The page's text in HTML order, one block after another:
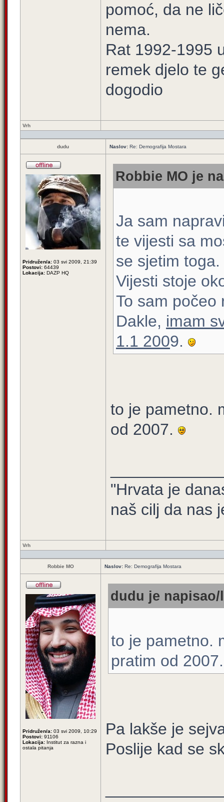
pomoć, da ne
nema.
Rat 1992-1995
remek djelo te
dogodio
Vrh
dudu Naslov: Re: Demografija Mostara
Pridružen/a: 03 svi 2009, 21:39
Postovi: 64439
Lokacija: DAZP HQ
Robbie MO je
Ja sam
te vijesti sa
se sjetim toga.
Vijesti stoje
To sam počeo
Dakle, imam
1.1 2009.
to je pametno.
od 2007.
"Hrvata je
naš cilj da nas
Vrh
Robbie MO Naslov: Re: Demografija Mostara
Pridružen/a: 03 svi 2009, 10:29
Postovi: 91106
Lokacija: Institut za razna i
ostala pitanja
dudu je napisao/
to je pametno.
pratim od
Pa lakše je
Poslije kad se